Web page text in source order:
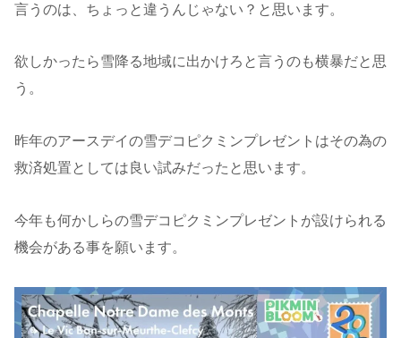
言うのは、ちょっと違うんじゃない？と思います。
欲しかったら雪降る地域に出かけろと言うのも横暴だと思
う。
昨年のアースデイの雪デコピクミンプレゼントはその為の
救済処置としては良い試みだったと思います。
今年も何かしらの雪デコピクミンプレゼントが設けられる
機会がある事を願います。